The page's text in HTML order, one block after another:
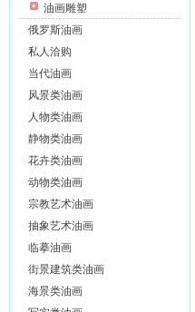
油画雕塑
俄罗斯油画
私人洽购
当代油画
风景类油画
人物类油画
静物类油画
花卉类油画
动物类油画
宗教艺术油画
抽象艺术油画
临摹油画
街景建筑类油画
海景类油画